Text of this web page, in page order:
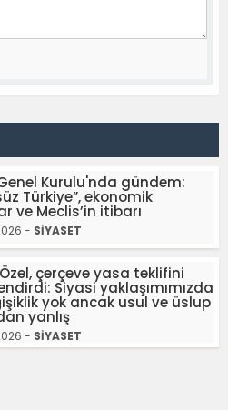
Kurulu'nda gündem:
Türkiye”, ekonomik
ve Meclis’in itibarı
- SİYASET
çerçeve yasa teklifini
Siyasi yaklaşımımızda
yok ancak usul ve üslup
yanlış
- SİYASET